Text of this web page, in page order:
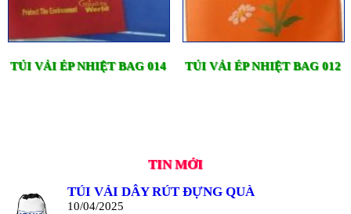
TÚI VẢI ÉP NHIỆT BAG 014 TÚI VẢI ÉP NHIỆT BAG 012
TIN MỚI
TÚI VẢI DÂY RÚT ĐỰNG QUÀ
10/04/2025